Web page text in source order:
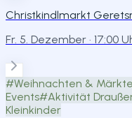
Christkindlmarkt
Fr. 5. Dezember · 17:00
#Weihnachten & Märkte
Events#Aktivität
Kleinkinder